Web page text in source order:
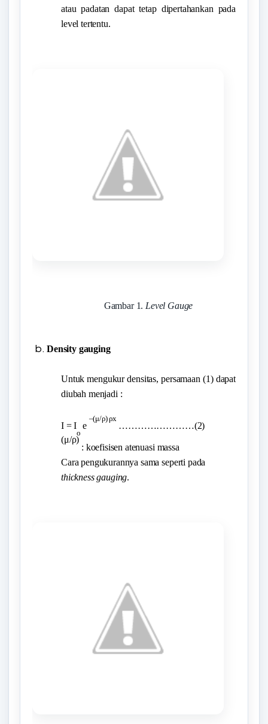
atau padatan dapat tetap dipertahankan pada
level tertentu.
Gambar 1. Level Gauge
Density gauging
Untuk mengukur densitas, persamaan (1) dapat
diubah menjadi :
I = I
o
e
–(μ/ρ) ρx
……………………(2)
(μ/ρ)
: koefisisen atenuasi massa
Cara pengukurannya sama seperti pada
thickness gauging.